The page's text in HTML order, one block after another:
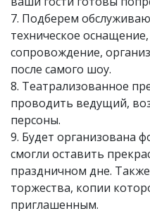
7. Подберем
техническое
сопровождение,
после самого шоу.
8. Театрализованное
проводить ведущий,
персоны.
9. Будет организована
смогли оставить
праздничном дне.
торжества, копии
приглашенным.